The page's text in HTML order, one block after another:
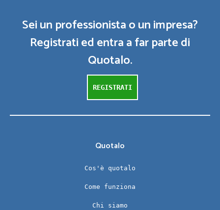
Sei un professionista o un impresa?
Registrati ed entra a far parte di
Quotalo.
REGISTRATI
Quotalo
Cos'è quotalo
Come funziona
Chi siamo